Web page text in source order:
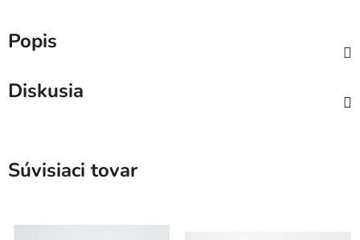
Popis
Diskusia
Súvisiaci tovar